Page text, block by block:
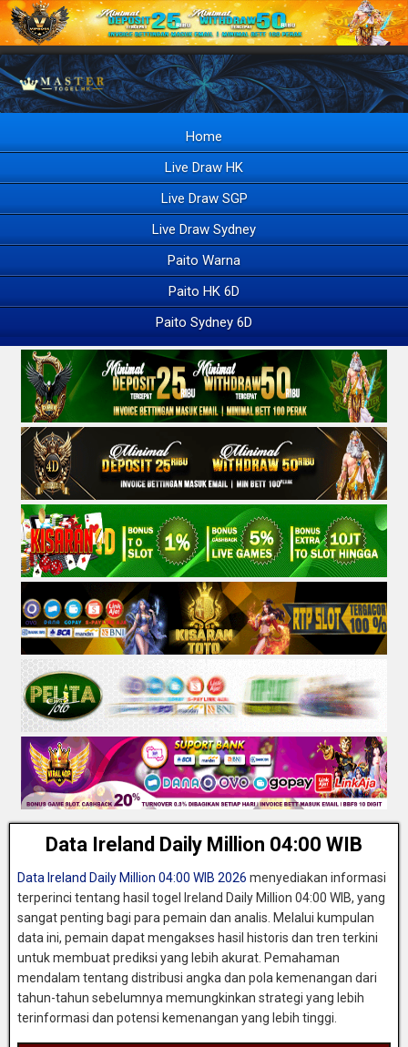
Home
Live Draw HK
Live Draw SGP
Live Draw Sydney
Paito Warna
Paito HK 6D
Paito Sydney 6D
Data Ireland Daily Million 04:00 WIB
Data Ireland Daily Million 04:00 WIB 2026 menyediakan informasi
terperinci tentang hasil togel Ireland Daily Million 04:00 WIB, yang
sangat penting bagi para pemain dan analis. Melalui kumpulan
data ini, pemain dapat mengakses hasil historis dan tren terkini
untuk membuat prediksi yang lebih akurat. Pemahaman
mendalam tentang distribusi angka dan pola kemenangan dari
tahun-tahun sebelumnya memungkinkan strategi yang lebih
terinformasi dan potensi kemenangan yang lebih tinggi.